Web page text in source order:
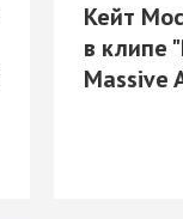
Кейт
в клипе
Massive